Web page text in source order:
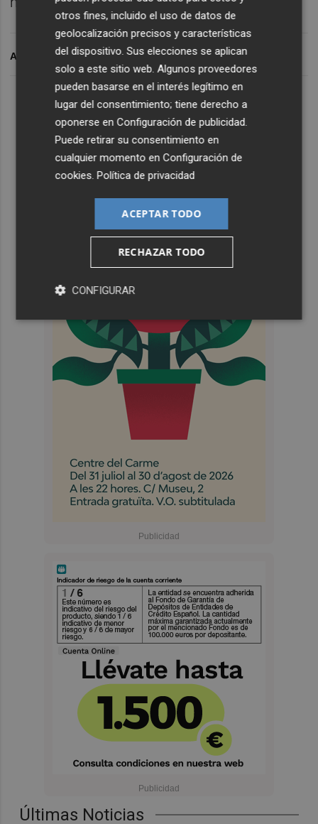
Últimas Noticias
ARCHIVADO EN
otros fines, incluido el uso de datos de
geolocalización precisos y características
del dispositivo. Sus elecciones se aplican
solo a este sitio web. Algunos proveedores
pueden basarse en el interés legítimo en
lugar del consentimiento; tiene derecho a
oponerse enConfiguración de publicidad
Puede retirar su consentimiento en
cualquier momento enConfiguración de
cookies .Política de privacidad
ACEPTAR TODO
RECHAZAR TODO
CONFIGURAR